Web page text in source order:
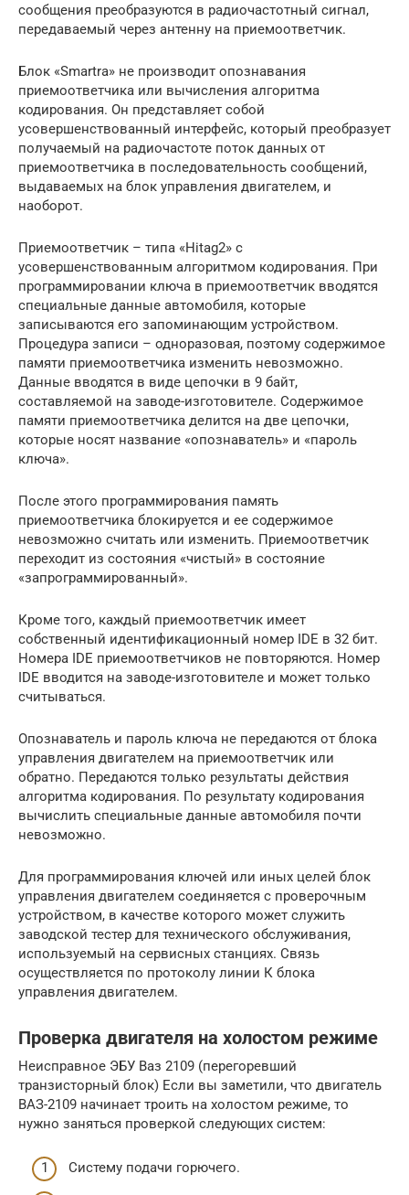
сообщения преобразуются в радиочастотный сигнал,
передаваемый через антенну на приемоответчик.
Блок «Smartra» не производит опознавания
приемоответчика или вычисления алгоритма
кодирования. Он представляет собой
усовершенствованный интерфейс, который преобразует
получаемый на радиочастоте поток данных от
приемоответчика в последовательность сообщений,
выдаваемых на блок управления двигателем, и
наоборот.
Приемоответчик – типа «Hitag2» с
усовершенствованным алгоритмом кодирования. При
программировании ключа в приемоответчик вводятся
специальные данные автомобиля, которые
записываются его запоминающим устройством.
Процедура записи – одноразовая, поэтому содержимое
памяти приемоответчика изменить невозможно.
Данные вводятся в виде цепочки в 9 байт,
составляемой на заводе-изготовителе. Содержимое
памяти приемоответчика делится на две цепочки,
которые носят название «опознаватель» и «пароль
ключа».
После этого программирования память
приемоответчика блокируется и ее содержимое
невозможно считать или изменить. Приемоответчик
переходит из состояния «чистый» в состояние
«запрограммированный».
Кроме того, каждый приемоответчик имеет
собственный идентификационный номер IDE в 32 бит.
Номера IDE приемоответчиков не повторяются. Номер
IDE вводится на заводе-изготовителе и может только
считываться.
Опознаватель и пароль ключа не передаются от блока
управления двигателем на приемоответчик или
обратно. Передаются только результаты действия
алгоритма кодирования. По результату кодирования
вычислить специальные данные автомобиля почти
невозможно.
Для программирования ключей или иных целей блок
управления двигателем соединяется с проверочным
устройством, в качестве которого может служить
заводской тестер для технического обслуживания,
используемый на сервисных станциях. Связь
осуществляется по протоколу линии К блока
управления двигателем.
Проверка двигателя на холостом режиме
Неисправное ЭБУ Ваз 2109 (перегоревший
транзисторный блок) Если вы заметили, что двигатель
ВАЗ-2109 начинает троить на холостом режиме, то
нужно заняться проверкой следующих систем:
Систему подачи горючего.